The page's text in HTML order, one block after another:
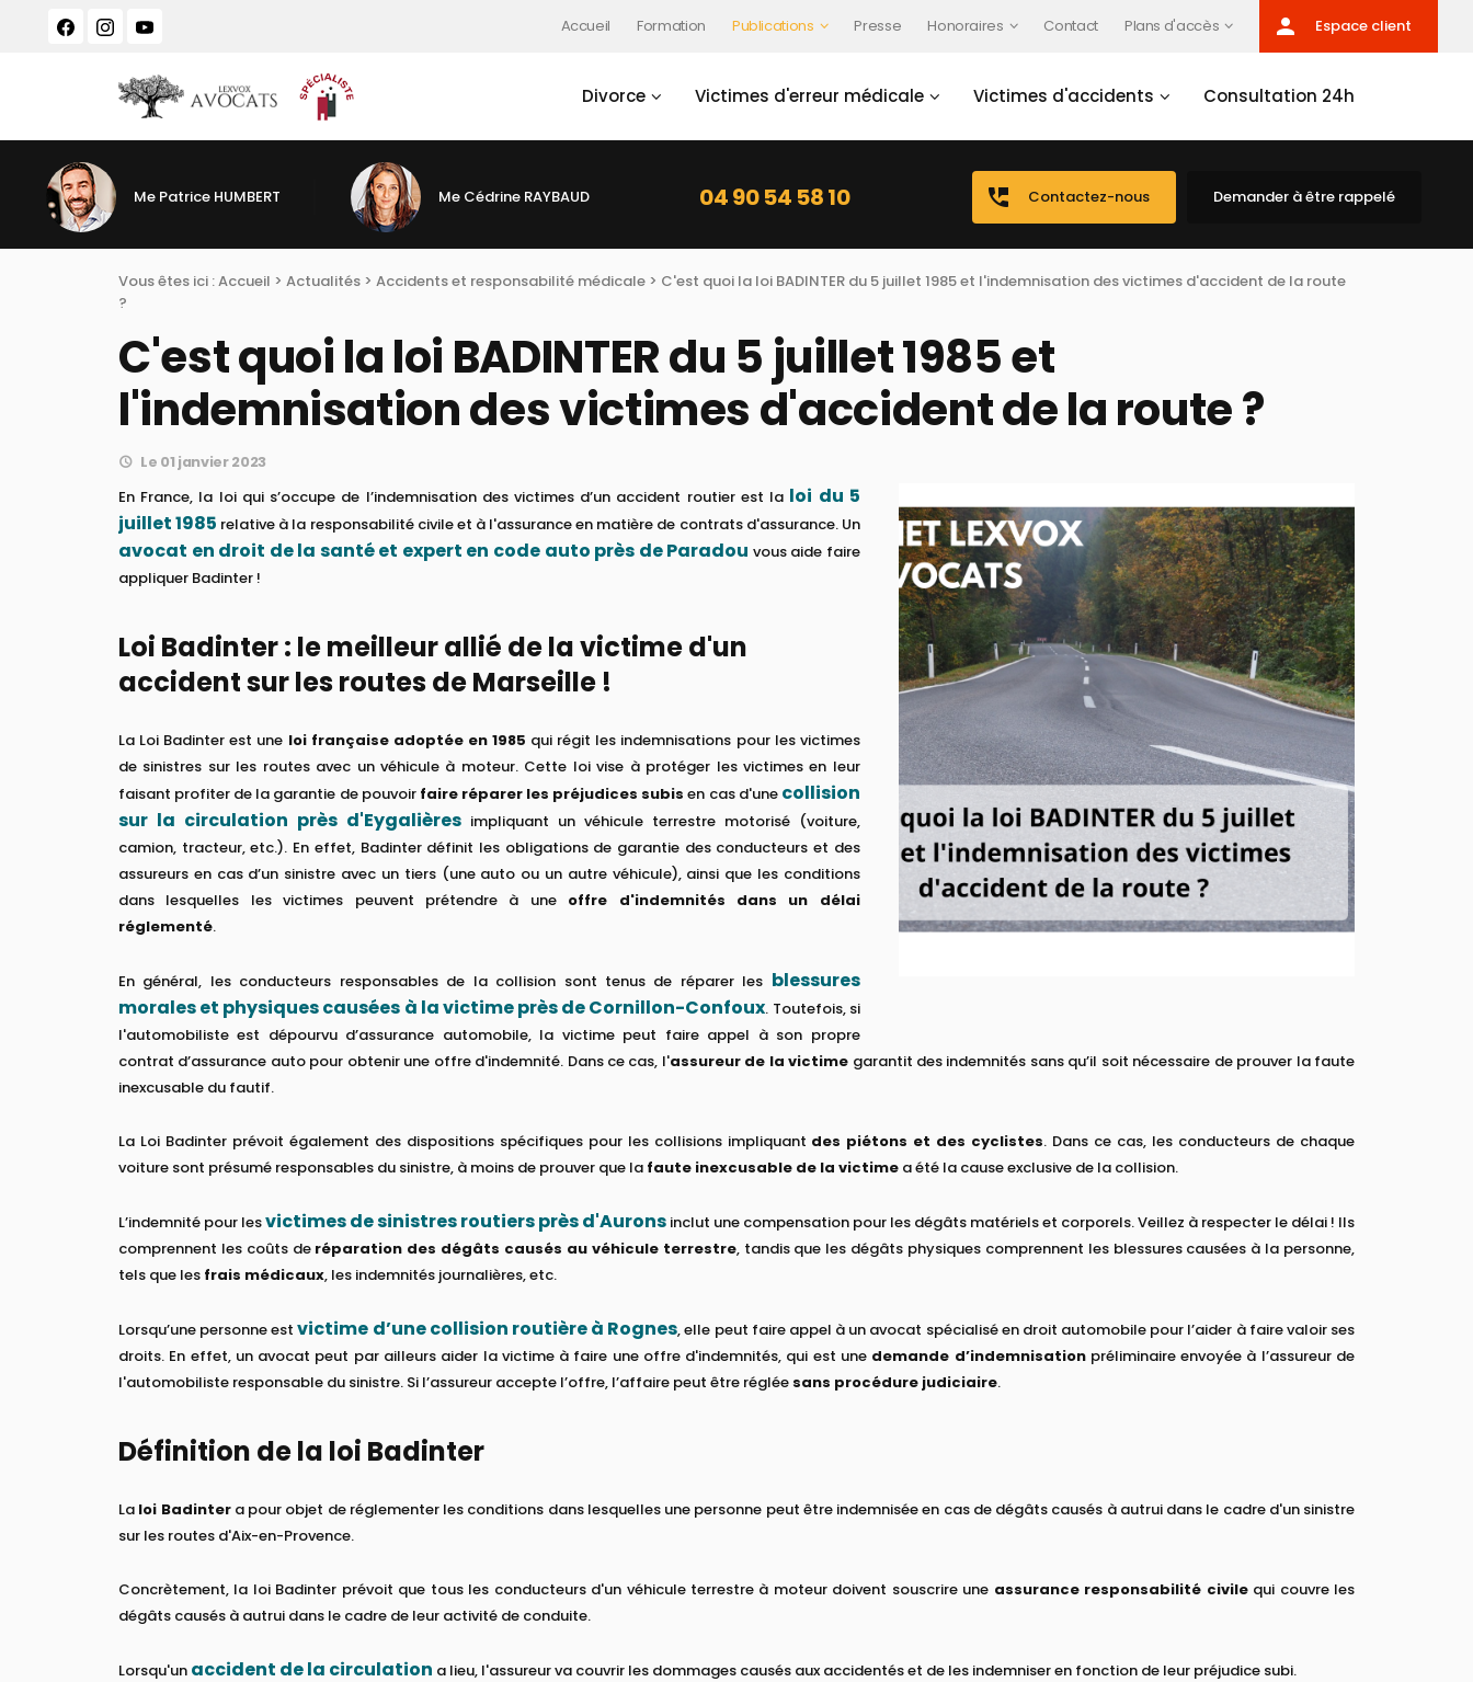
Accueil Formation Publications Presse Honoraires Contact Plans d'accès person Espace client
Divorce Victimes d'erreur médicale Victimes d'accidents Consultation 24h
Me Patrice HUMBERT Me Cédrine RAYBAUD 04 90 54 58 10 perm_phone_msg Contactez-nous Demander à être rappelé
Vous êtes ici :Accueil > Actualités > Accidents et responsabilité médicale > C'est quoi la loi BADINTER du 5 juillet 1985 et l'indemnisation des victimes d'accident de la route
?
C'est quoi la loi BADINTER du 5 juillet 1985 et
l'indemnisation des victimes d'accident de la route ?
Le 01 janvier 2023
En France, la loi qui s’occupe de l’indemnisation des victimes d’un accident routier est la loi du 5
juillet 1985 relative à la responsabilité civile et à l'assurance en matière de contrats d'assurance. Un
avocat en droit de la santé et expert en code auto près de Paradou vous aide faire
appliquer Badinter !
Loi Badinter : le meilleur allié de la victime d'un
accident sur les routes de Marseille !
La Loi Badinter est une loi française adoptée en 1985 qui régit les indemnisations pour les victimes
de sinistres sur les routes avec un véhicule à moteur. Cette loi vise à protéger les victimes en leur
faisant profiter de la garantie de pouvoir faire réparer les préjudices subis en cas d'une collision
sur la circulation près d'Eygalièresimpliquant un véhicule terrestre motorisé (voiture,
camion, tracteur, etc.). En effet, Badinter définit les obligations de garantie des conducteurs et des
assureurs en cas d’un sinistre avec un tiers (une auto ou un autre véhicule), ainsi que les conditions
dans lesquelles les victimes peuvent prétendre à une offre d'indemnités dans un délai
réglementé.
En général, les conducteurs responsables de la collision sont tenus de réparer les blessures
morales et physiques causées à la victime près de Cornillon-Confoux. Toutefois, si
l'automobiliste est dépourvu d’assurance automobile, la victime peut faire appel à son propre
contrat d’assurance auto pour obtenir une offre d'indemnité. Dans ce cas, l'assureur de la victime garantit des indemnités sans qu’il soit nécessaire de prouver la faute
inexcusable du fautif.
La Loi Badinter prévoit également des dispositions spécifiques pour les collisions impliquant des piétons et des cyclistes. Dans ce cas, les conducteurs de chaque
voiture sont présumé responsables du sinistre, à moins de prouver que la faute inexcusable de la victime a été la cause exclusive de la collision.
L’indemnité pour lesvictimes de sinistres routiers près d'Aurons inclut une compensation pour les dégâts matériels et corporels. Veillez à respecter le délai ! Ils
comprennent les coûts de réparation des dégâts causés au véhicule terrestre, tandis que les dégâts physiques comprennent les blessures causées à la personne,
tels que les frais médicaux, les indemnités journalières, etc.
Lorsqu’une personne estvictime d’une collision routière à Rognes, elle peut faire appel à un avocat spécialisé en droit automobile pour l’aider à faire valoir ses
droits. En effet, un avocat peut par ailleurs aider la victime à faire une offre d'indemnités, qui est une demande d’indemnisationpréliminaire envoyée à l’assureur de
l'automobiliste responsable du sinistre. Si l’assureur accepte l’offre, l’affaire peut être réglée sans procédure judiciaire.
Définition de la loi Badinter
La loi Badintera pour objet de réglementer les conditions dans lesquelles une personne peut être indemnisée en cas de dégâts causés à autrui dans le cadre d'un sinistre
sur les routes d'Aix-en-Provence.
Concrètement, la loi Badinter prévoit que tous les conducteurs d'un véhicule terrestre à moteur doivent souscrire une assurance responsabilité civilequi couvre les
dégâts causés à autrui dans le cadre de leur activité de conduite.
Lorsqu'un accident de la circulation a lieu, l'assureur va couvrir les dommages causés aux accidentés et de les indemniser en fonction de leur préjudice subi.